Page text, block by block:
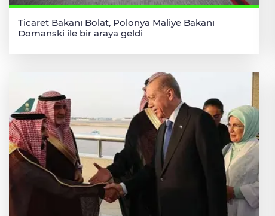
Ticaret Bakanı Bolat, Polonya Maliye Bakanı
Domanski ile bir araya geldi